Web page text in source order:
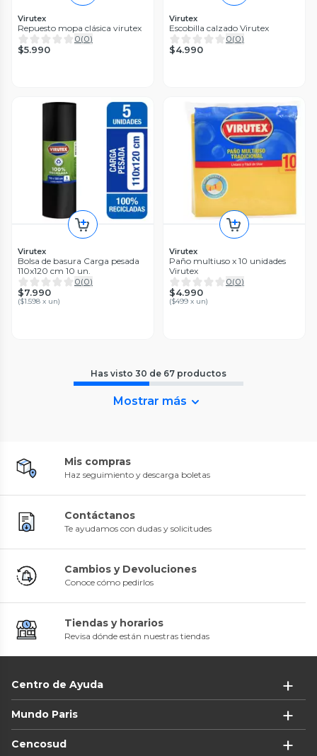
Virutex
Repuesto mopa clásica virutex
0(0)
$5.990
Virutex
Escobilla calzado Virutex
0(0)
$4.990
Virutex
Bolsa de basura Carga pesada
110x120 cm 10 un.
0(0)
$7.990
($1.598 x un)
Virutex
Paño multiuso x 10 unidades
Virutex
0(0)
$4.990
($499 x un)
Has visto 30 de 67 productos
Mostrar más
Mis compras
Haz seguimiento y descarga boletas
Contáctanos
Te ayudamos con dudas y solicitudes
Cambios y Devoluciones
Conoce cómo pedirlos
Tiendas y horarios
Revisa dónde están nuestras tiendas
Centro de Ayuda
Mundo Paris
Cencosud